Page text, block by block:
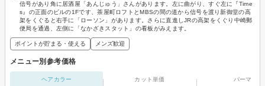
信号があり角に居酒屋「あんじゅう」さんがあります。左に曲がり、すぐ左に『Time
s』の正面のビルの1Fです、茶屋町ロフトとMBSの間の道から信号を渡り新御堂の高
架をくぐると右手に「ローソン」があります。さらに直進しJRの高架をくぐり中崎郵
便局を通過、左側に「なかざきスタット」の看板がみえます。
ポイントが貯まる・使える メンズ歓迎
メニュー別参考価格
ヘアカラー カット単価 パーマ